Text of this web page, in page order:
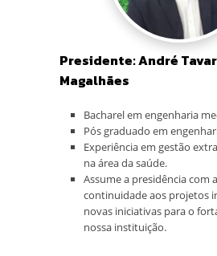
Presidente: André
Magalhães
Bacharel em engenharia
Pós graduado em
Experiência em gestão
na área da saúde.
Assume a presidência com
continuidade aos projetos
novas iniciativas para o
nossa instituição.